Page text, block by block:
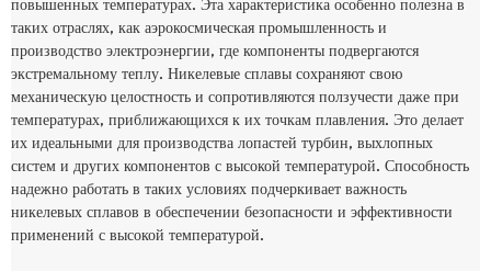
повышенных температурах. Эта характеристика особенно полезна в
таких отраслях, как аэрокосмическая промышленность и
производство электроэнергии, где компоненты подвергаются
экстремальному теплу. Никелевые сплавы сохраняют свою
механическую целостность и сопротивляются ползучести даже при
температурах, приближающихся к их точкам плавления. Это делает
их идеальными для производства лопастей турбин, выхлопных
систем и других компонентов с высокой температурой. Способность
надежно работать в таких условиях подчеркивает важность
никелевых сплавов в обеспечении безопасности и эффективности
применений с высокой температурой.